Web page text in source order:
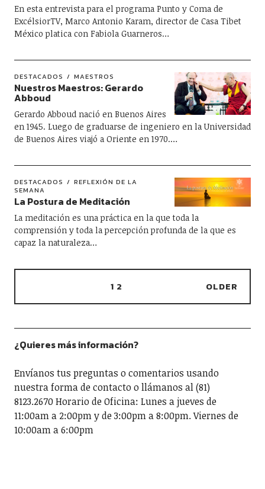
En esta entrevista para el programa Punto y Coma de
ExcélsiorTV, Marco Antonio Karam, director de Casa Tibet
México platica con Fabiola Guarneros…
DESTACADOS MAESTROS
Nuestros Maestros: Gerardo
Abboud
Gerardo Abboud nació en Buenos Aires
en 1945. Luego de graduarse de ingeniero en la Universidad
de Buenos Aires viajó a Oriente en 1970.…
DESTACADOS
REFLEXIÓN DE LA
SEMANA
La Postura de Meditación
La meditación es una práctica en la que toda la
comprensión y toda la percepción profunda de la que es
capaz la naturaleza…
1 2 OLDER
¿Quieres más información?
Envíanos tus preguntas o comentarios usando
nuestra forma de contacto o llámanos al (81)
8123.2670 Horario de Oficina: Lunes a jueves de
11:00am a 2:00pm y de 3:00pm a 8:00pm. Viernes de
10:00am a 6:00pm